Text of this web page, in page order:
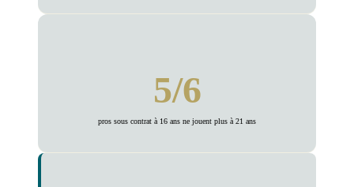
5/6
pros sous contrat à 16 ans ne jouent plus à 21 ans